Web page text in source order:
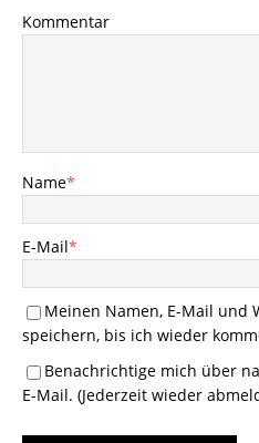
Kommentar
Name*
E-Mail*
Meinen Namen, E-Mail und
speichern, bis ich wieder
Benachrichtige mich über
E-Mail. (Jederzeit wieder